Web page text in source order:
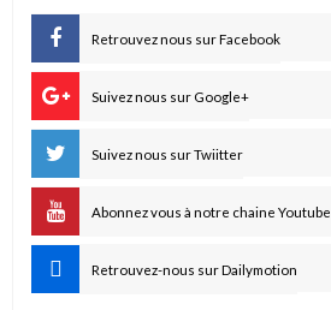
Retrouvez nous sur Facebook
Suivez nous sur Google+
Suivez nous sur Twiitter
Abonnez vous à notre chaine Youtube
Retrouvez-nous sur Dailymotion